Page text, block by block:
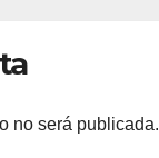
no será publicada.